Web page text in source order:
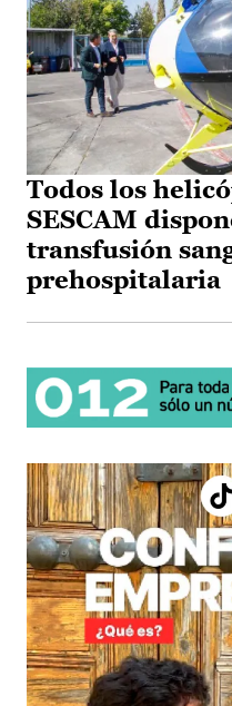
Todos los
SESCAM
transfusión
prehospitalaria